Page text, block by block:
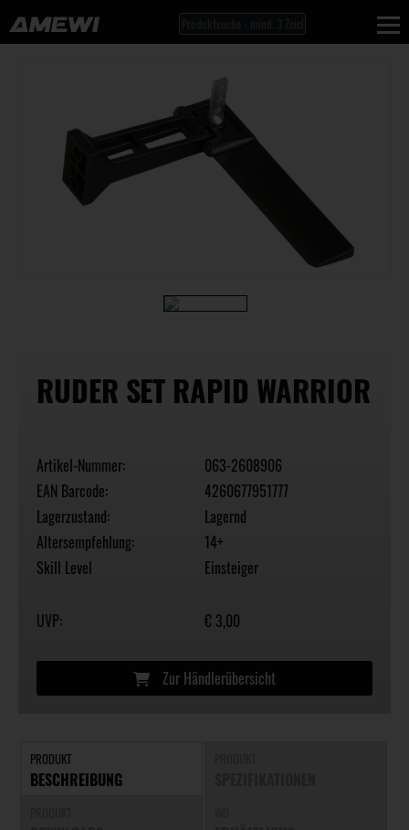
RUDER SET RAPID WARRIOR
Artikel-Nummer:
063-2608906
EAN Barcode:
4260677951777
Lagerzustand:
Lagernd
Altersempfehlung:
14+
Skill Level
Einsteiger
UVP: € 3,00
Zur Händlerübersicht
PRODUKT
BESCHREIBUNG